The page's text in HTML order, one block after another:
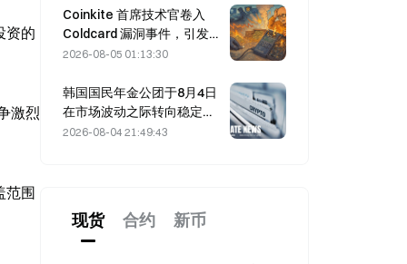
资的
激烈
范围
Coinkite 首席技术官卷入
Coldcard 漏洞事件，引发四
轮攻击并造成 1.14 亿美元损
2026-08-05 01:13:30
韩国国民年金公团于8月4日
在市场波动之际转向稳定型
股票
2026-08-04 21:49:43
现货 合约 新币